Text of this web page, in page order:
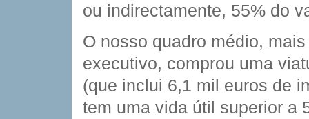
ou indirectamente, 55% do
O nosso quadro médio,
executivo, comprou uma
(que inclui 6,1 mil euros de
tem uma vida útil superior a